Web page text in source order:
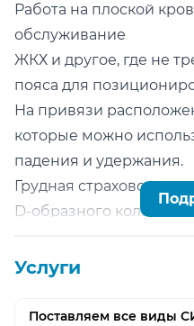
Работа на плоской
обслуживание
ЖКХ и другое, где не
пояса для
На привязи
которые можно
падения и удержания.
Грудная страховочная
D-образного кольца из
текстильных коушей.
Привязь выполнена из
Услуги
Поставляем все виды